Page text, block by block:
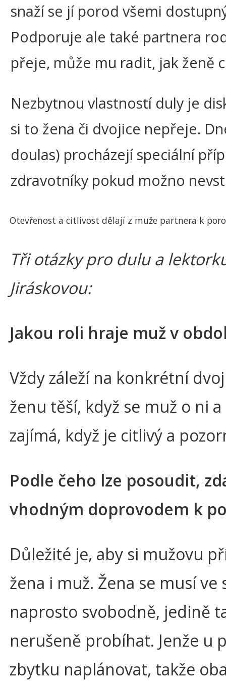
snaží se jí porod všemi
Podporuje ale také partnera
přeje, může mu radit, jak ženě
Nezbytnou vlastností duly je
si to žena či dvojice nepřeje.
doulas) procházejí speciální
zdravotníky pokud možno
Otevřenost a citlivost dělají z muže partnera k
Tři otázky pro dulu a
Jiráskovou:
Jakou roli hraje muž v
Vždy záleží na konkrétní
ženu těší, když se muž o ni
zajímá, když je citlivý a
Podle čeho lze posoudit,
vhodným doprovodem k
Důležité je, aby si mužovu
žena i muž. Žena se musí
naprosto svobodně, jedině
nerušeně probíhat. Jenže u
zbytku naplánovat, takže